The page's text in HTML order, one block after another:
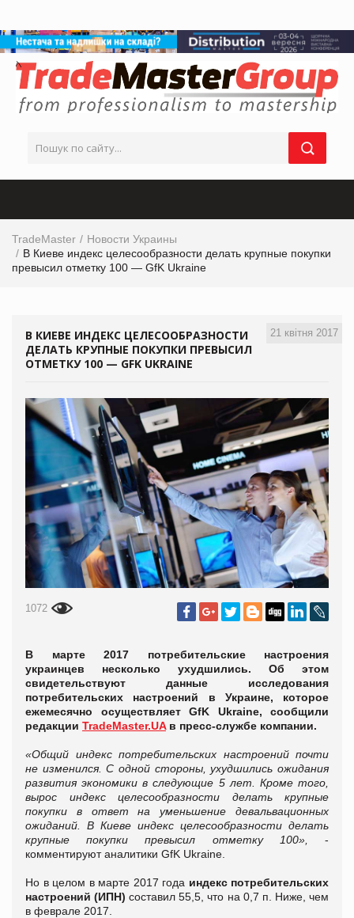
TradeMaster
Новости Украины
В Киеве индекс целесообразности делать крупные покупки
превысил отметку 100 — GfK Ukraine
21 квітня 2017
В КИЕВЕ ИНДЕКС ЦЕЛЕСООБРАЗНОСТИ
ДЕЛАТЬ КРУПНЫЕ ПОКУПКИ ПРЕВЫСИЛ
ОТМЕТКУ 100 — GFK UKRAINE
1072
В марте 2017 потребительские настроения
украинцев несколько ухудшились. Об этом
свидетельствуют данные исследования
потребительских настроений в Украине, которое
ежемесячно осуществляет GfK Ukraine, сообщили
редакции TradeMaster.UAв пресс-службе компании.
«Общий индекс потребительских настроений почти
не изменился. С одной стороны, ухудшились ожидания
развития экономики в следующие 5 лет. Кроме того,
вырос индекс целесообразности делать крупные
покупки в ответ на уменьшение девальвационных
ожиданий. В Киеве индекс целесообразности делать
крупные покупки превысил отметку 100»,-
комментируют аналитики GfK Ukraine.
Но в целом в марте 2017 года индекс потребительских
настроений (ИПН) составил 55,5, что на 0,7 п. Ниже, чем
в феврале 2017.